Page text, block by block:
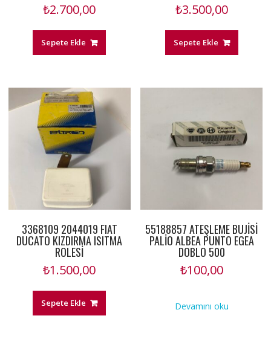
₺2.700,00
Sepete Ekle
₺3.500,00
Sepete Ekle
3368109 2044019 FIAT
DUCATO KIZDIRMA ISITMA
ROLESİ
₺1.500,00
Sepete Ekle
55188857 ATEŞLEME BUJİSİ
PALİO ALBEA PUNTO EGEA
DOBLO 500
₺100,00
Devamını oku